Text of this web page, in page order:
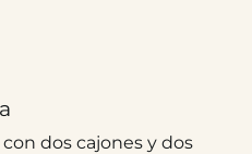
dos cajones y dos